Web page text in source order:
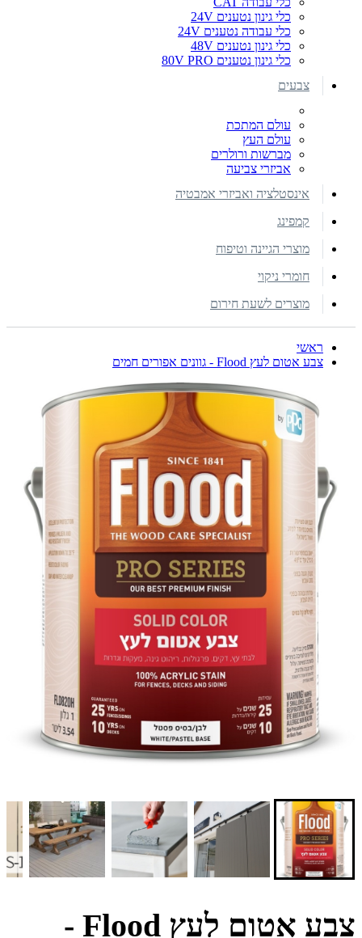
כלי גינון נטענים 24V
כלי עבודה נטענים 24V
כלי גינון נטענים 48V
כלי גינון נטענים 80V PRO
צבעים
עולם המתכת
עולם העץ
מברשות ורולרים
אביזרי צביעה
אינסטלציה ואביזרי אמבטיה
קמפינג
מוצרי הגיינה וטיפוח
חומרי ניקוי
מוצרים לשעת חירום
ראשי
צבע אטום לעץ Flood - גוונים אפורים חמים
צבע אטום לעץ Flood -